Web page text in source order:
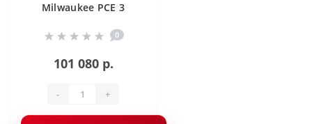
Milwaukee PCE 3
0
101 080 р.
- +